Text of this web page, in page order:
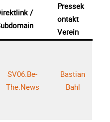
/
Pressek
ontakt
Verein
SV06.Be-
The.News
Bastian
Bahl